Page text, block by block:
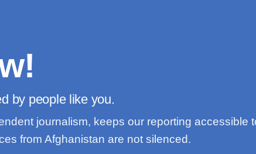
by people like you.
journalism, keeps our reporting accessible
from Afghanistan are not silenced.